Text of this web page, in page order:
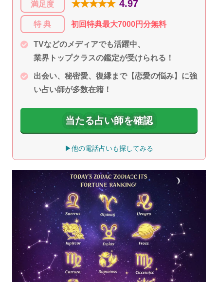
満足度 ★★★★★ 4.97
特 典 初回特典最大7000円分無料
TVなどのメディアでも活躍中、
業界トップクラスの鑑定が受けられる！
出会い、秘密愛、復縁まで【恋愛の悩み】に強
い占い師が多数在籍！
当たる占い師を確認
▶他の電話占いも探してみる